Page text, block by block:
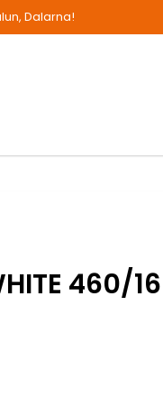
Dalarna!
460/